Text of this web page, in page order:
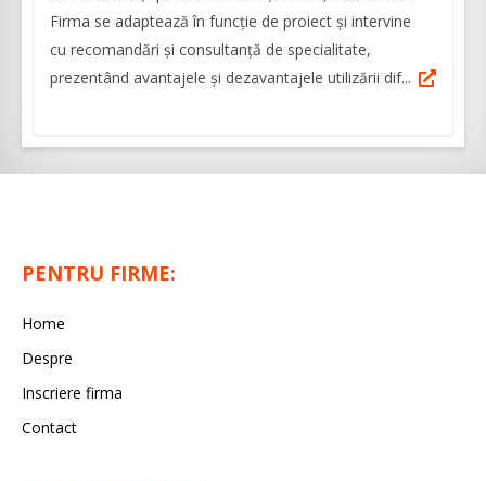
Firma se adaptează în funcție de proiect și intervine
cu recomandări și consultanță de specialitate,
prezentând avantajele și dezavantajele utilizării dif...
PENTRU FIRME:
Home
Despre
Inscriere firma
Contact